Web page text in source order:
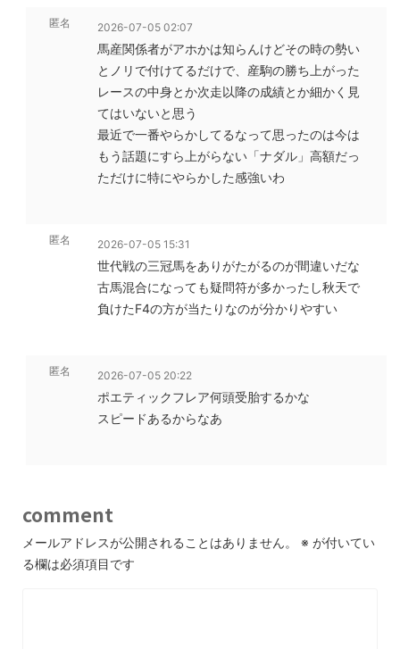
匿名 2026-07-05 02:07
馬産関係者がアホかは知らんけどその時の勢い
とノリで付けてるだけで、産駒の勝ち上がった
レースの中身とか次走以降の成績とか細かく見
てはいないと思う
最近で一番やらかしてるなって思ったのは今は
もう話題にすら上がらない「ナダル」高額だっ
ただけに特にやらかした感強いわ
匿名 2026-07-05 15:31
世代戦の三冠馬をありがたがるのが間違いだな
古馬混合になっても疑問符が多かったし秋天で
負けたF4の方が当たりなのが分かりやすい
匿名 2026-07-05 20:22
ポエティックフレア何頭受胎するかな
スピードあるからなあ
comment
メールアドレスが公開されることはありません。 ※ が付いてい
る欄は必須項目です